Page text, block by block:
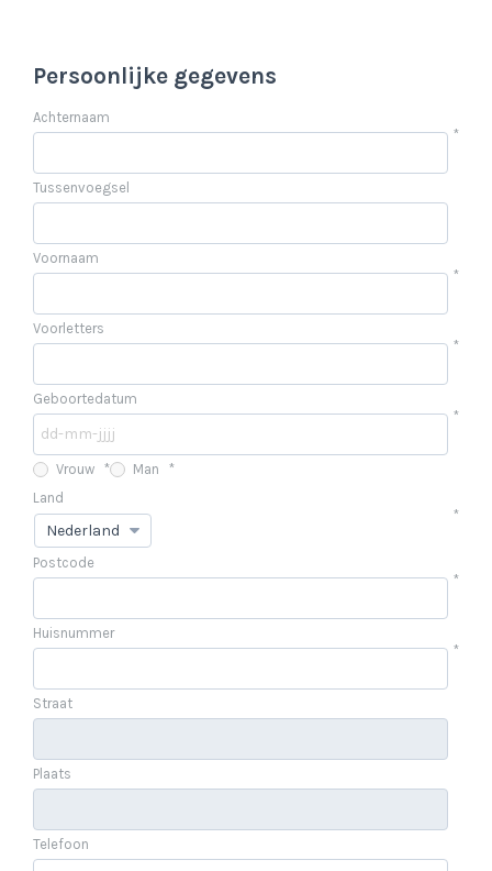
Persoonlijke gegevens
Achternaam
*
Tussenvoegsel
Voornaam
*
Voorletters
*
Geboortedatum
*
Vrouw * Man
*
Land
*
Postcode
*
Huisnummer
*
Straat
Plaats
Telefoon